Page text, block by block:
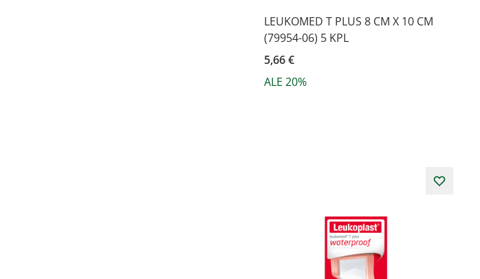
LEUKOMED T PLUS 8 CM X 10 CM
(79954-06) 5 KPL
5,66 €
ALE 20%